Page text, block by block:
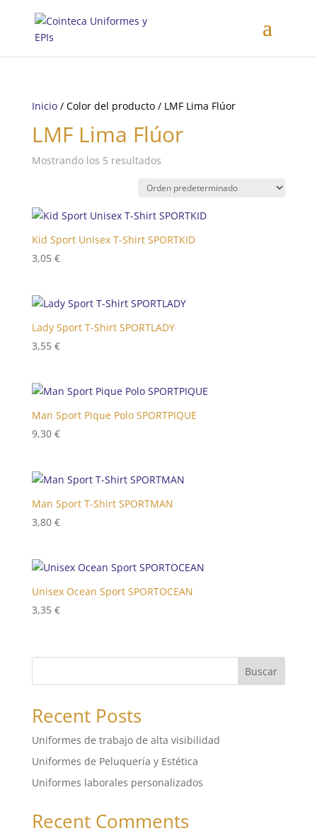
Inicio/ Color del producto / LMF Lima Flúor
LMF Lima Flúor
Mostrando los 5 resultados
Kid Sport Unisex T-Shirt SPORTKID
3,05 €
Lady Sport T-Shirt SPORTLADY
3,55 €
Man Sport Pique Polo SPORTPIQUE
9,30 €
Man Sport T-Shirt SPORTMAN
3,80 €
Unisex Ocean Sport SPORTOCEAN
3,35 €
Buscar
Recent Posts
Uniformes de trabajo de alta visibilidad
Uniformes de Peluquería y Estética
Uniformes laborales personalizados
Recent Comments